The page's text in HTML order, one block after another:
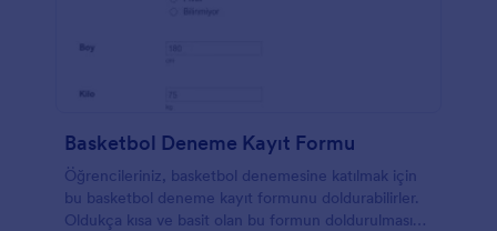
Basketbol Deneme Kayıt Formu
Öğrencileriniz, basketbol denemesine katılmak için
bu basketbol deneme kayıt formunu doldurabilirler.
Oldukça kısa ve basit olan bu formun doldurulması